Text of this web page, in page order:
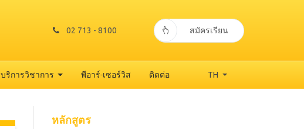
02 713 - 8100 สมัครเรียน
บริการวิชาการ พีอาร์-เซอร์วิส ติดต่อ TH
หลักสูตร